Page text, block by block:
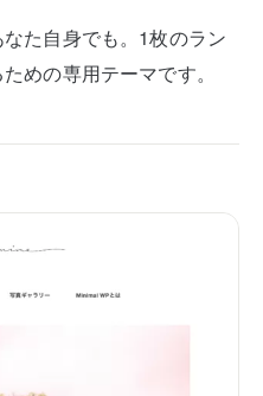
た自身でも。1枚のラン
めの専用テーマです。